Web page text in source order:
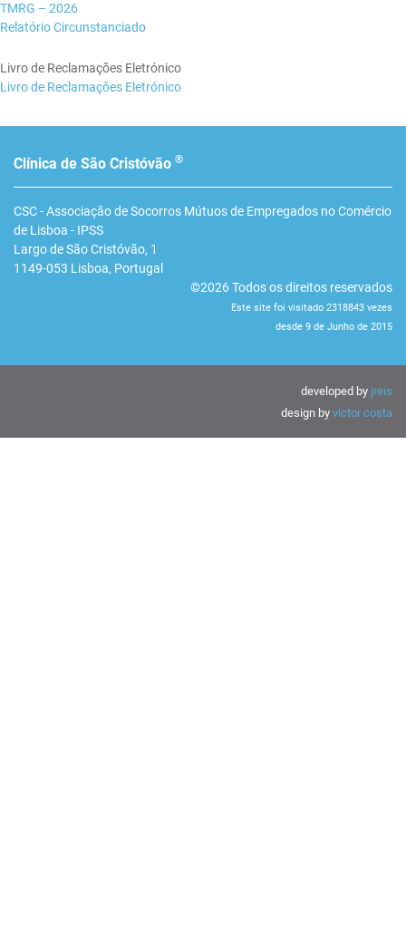
TMRG – 2026
Relatório Circunstanciado
Livro de Reclamações Eletrónico
Livro de Reclamações Eletrónico
Clínica de São Cristóvão ®
CSC - Associação de Socorros Mútuos de Empregados no Comércio
de Lisboa - IPSS
Largo de São Cristóvão, 1
1149-053 Lisboa, Portugal
©2026 Todos os direitos reservados
Este site foi visitado 2318843 vezes
desde 9 de Junho de 2015
developed by jreis
design by victor costa